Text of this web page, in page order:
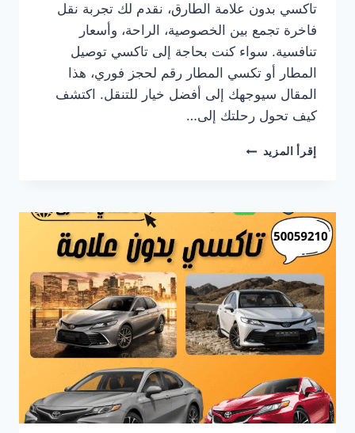
تاكسي بدون علامة الطارق، نقدم لك تجربة نقل
فاخرة تجمع بين الخصوصية، الراحة، وأسعار
تنافسية. سواء كنت بحاجة إلى تاكسي توصيل
المطار أو تكسي المطار رقم لحجز فوري، هذا
المقال سيوجهك إلى أفضل خيار للتنقل. اكتشف
كيف تحول رحلتك إلى…
إقرأ المزيد تاكسي
فاخرة
وسريعة
إلى
مطار
الكويت
الدولي